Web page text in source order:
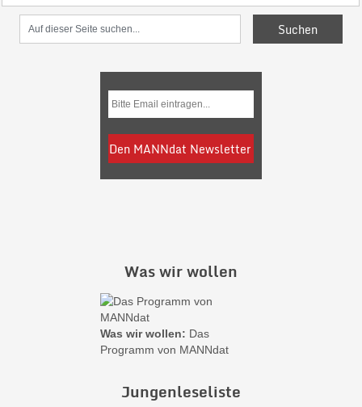
Was wir wollen
Was wir wollen: Das
Programm von MANNdat
Jungenleseliste